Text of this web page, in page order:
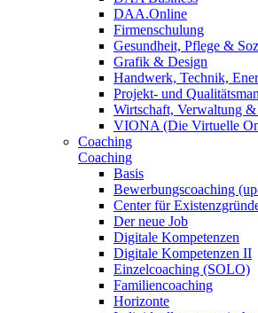
DAA.Online
Firmenschulung
Gesundheit, Pflege &
Grafik & Design
Handwerk, Technik,
Projekt- und
Wirtschaft, Verwaltung
VIONA (Die Virtuelle
Coaching
Coaching
Basis
Bewerbungscoaching
Center für
Der neue Job
Digitale Kompetenzen
Digitale Kompetenzen II
Einzelcoaching (SOLO)
Familiencoaching
Horizonte